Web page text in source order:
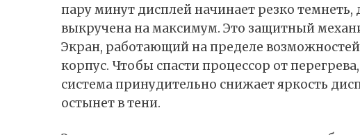
пару минут дисплей начинает резко темнеть,
выкручена на максимум. Это защитный
Экран, работающий на пределе
корпус. Чтобы спасти процессор от
система принудительно снижает яркость
остынет в тени.